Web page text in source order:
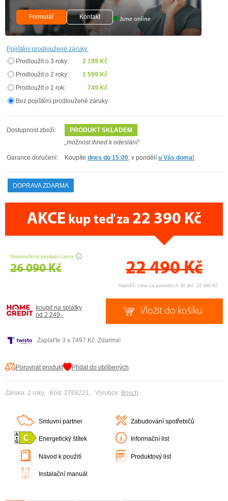
Formulář Kontakt Jsme online
Pojištění prodloužené záruky:
Prodloužit o 3 roky:
2 199 Kč
Prodloužit o 2 roky:
1 599 Kč
Prodloužit o 1 rok:
749 Kč
Bez pojištění prodloužené záruky
Dostupnost zboží:
PRODUKT SKLADEM
„možnost ihned k odeslání"
Garance doručení: Koupíte dnes do 15:00, v pondělí u Vás doma!
DOPRAVA ZDARMA
AKCE kup teď za 22 390 Kč
Doporučená prodejní cena
26 090 Kč 22 490Kč
Nejnižší cena za posledních 30 dní: 22 490 Kč
koupit na splátky
od 2 249,-
Zaplaťte 3 x 7497 Kč. Zdarma!
Porovnat produkt Přidat do oblíbených
Záruka: 2 roky, Kód: 2T68221, Výrobce: Bosch
Smluvní partner Zabudování spotřebičů
Energetický štítek Informační list
Návod k použití Produktový list
Instalační manuál